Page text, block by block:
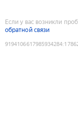
Если у вас возникли
обратной связи
9194106617985934284: